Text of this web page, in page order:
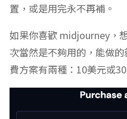
置，或是用完永不再補。
如果你喜歡 midjourney，
次當然是不夠用的，能做
費方案有兩種：10美元或